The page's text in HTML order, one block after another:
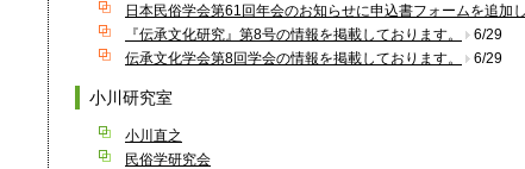
日本民俗学会第61回年会のお知らせに申込書フォームを追加し
『伝承文化研究』第8号の情報を掲載しております。
6/29
伝承文化学会第8回学会の情報を掲載しております。 6/29
小川研究室
小川直之
民俗学研究会